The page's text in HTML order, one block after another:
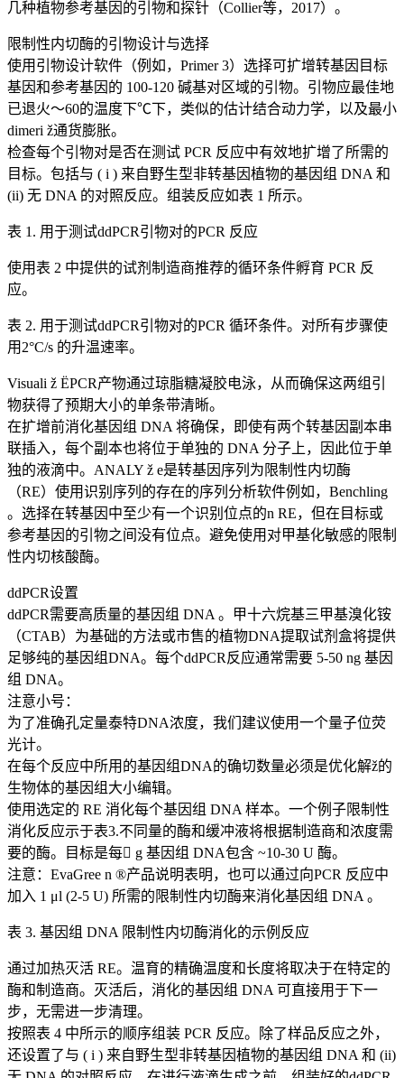
几种植物参考基因的引物和探针（Collier等，2017）。
限制性内切酶的引物设计与选择
使用引物设计软件（例如，Primer 3）选择可扩增转基因目标
基因和参考基因的 100-120 碱基对区域的引物。引物应最佳地
已退火〜60的温度下℃下，类似的估计结合动力学，以及最小
dimeri ž通货膨胀。
检查每个引物对是否在测试 PCR 反应中有效地扩增了所需的
目标。包括与 ( i ) 来自野生型非转基因植物的基因组 DNA 和
(ii) 无 DNA 的对照反应。组装反应如表 1 所示。
表 1. 用于测试ddPCR引物对的PCR 反应
使用表 2 中提供的试剂制造商推荐的循环条件孵育 PCR 反
应。
表 2. 用于测试ddPCR引物对的PCR 循环条件。对所有步骤使
用2°C/s 的升温速率。
Visuali ž ËPCR产物通过琼脂糖凝胶电泳，从而确保这两组引
物获得了预期大小的单条带清晰。
在扩增前消化基因组 DNA 将确保，即使有两个转基因副本串
联插入，每个副本也将位于单独的 DNA 分子上，因此位于单
独的液滴中。ANALY ž e是转基因序列为限制性内切酶
（RE）使用识别序列的存在的序列分析软件例如，Benchling
。选择在转基因中至少有一个识别位点的n RE，但在目标或
参考基因的引物之间没有位点。避免使用对甲基化敏感的限制
性内切核酸酶。
ddPCR设置
ddPCR需要高质量的基因组 DNA 。甲十六烷基三甲基溴化铵
（CTAB）为基础的方法或市售的植物DNA提取试剂盒将提供
足够纯的基因组DNA。每个ddPCR反应通常需要 5-50 ng 基因
组 DNA。
注意小号：
为了准确孔定量泰特DNA浓度，我们建议使用一个量子位荧
光计。
在每个反应中所用的基因组DNA的确切数量必须是优化解ž的
生物体的基因组大小编辑。
使用选定的 RE 消化每个基因组 DNA 样本。一个例子限制性
消化反应示于表3.不同量的酶和缓冲液将根据制造商和浓度需
要的酶。目标是每 g 基因组 DNA包含 ~10-30 U 酶。
注意：EvaGree n ®产品说明表明，也可以通过向PCR 反应中
加入 1 μl (2-5 U) 所需的限制性内切酶来消化基因组 DNA 。
表 3. 基因组 DNA 限制性内切酶消化的示例反应
通过加热灭活 RE。温育的精确温度和长度将取决于在特定的
酶和制造商。灭活后，消化的基因组 DNA 可直接用于下一
步，无需进一步清理。
按照表 4 中所示的顺序组装 PCR 反应。除了样品反应之外，
还设置了与 ( i ) 来自野生型非转基因植物的基因组 DNA 和 (ii)